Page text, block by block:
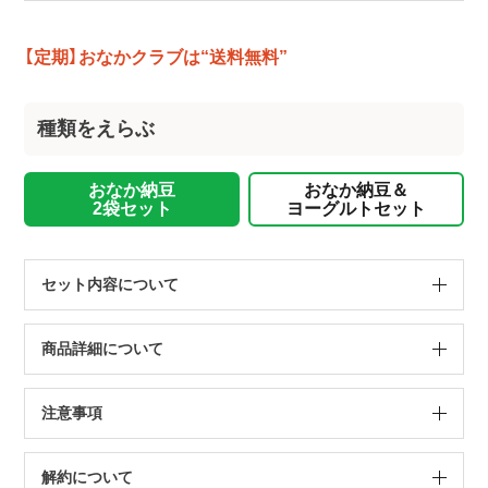
【定期】おなかクラブは“送料無料”
種類をえらぶ
おなか納豆
2袋セット
おなか納豆＆
ヨーグルトセット
セット内容について
商品詳細について
注意事項
解約について